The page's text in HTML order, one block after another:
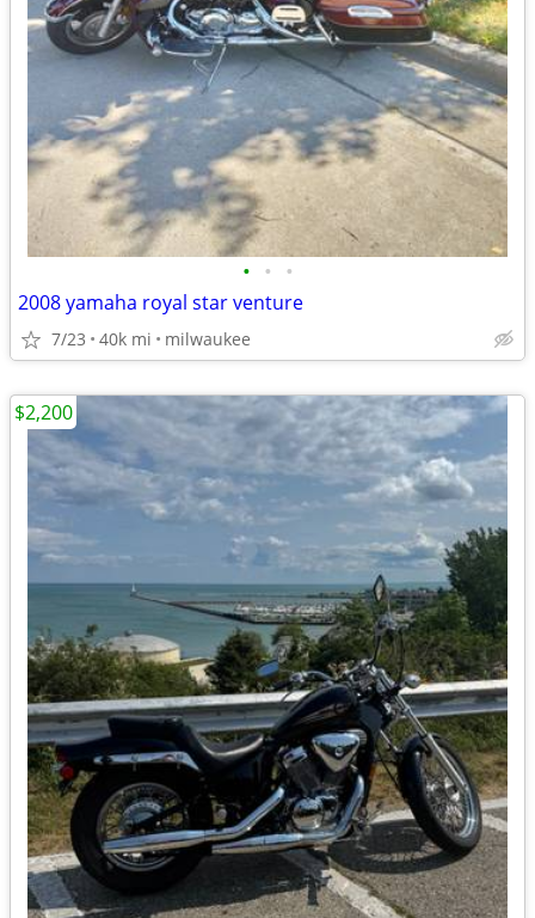
• • •
2008 yamaha royal star venture
7/23 40k mi milwaukee
$2,200